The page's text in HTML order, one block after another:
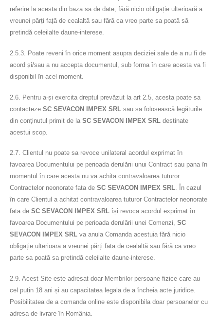
referire la acesta din baza sa de date, fără nicio obligație ulterioară a
vreunei părți față de cealaltă sau fără ca vreo parte sa poată să
pretindă celeilalte daune-interese.
2.5.3. Poate reveni în orice moment asupra deciziei sale de a nu fi de
acord și/sau a nu accepta documentul, sub forma în care acesta va fi
disponibil în acel moment.
2.6. Pentru a-și exercita dreptul prevăzut la art 2.5, acesta poate sa
contacteze SC SEVACON IMPEX SRL sau sa folosească legăturile
din conținutul primit de la SC SEVACON IMPEX SRL destinate
acestui scop.
2.7. Clientul nu poate sa revoce unilateral acordul exprimat în
favoarea Documentului pe perioada derulării unui Contract sau pana în
momentul în care acesta nu va achita contravaloarea tuturor
Contractelor neonorate fata de SC SEVACON IMPEX SRL. În cazul
în care Clientul a achitat contravaloarea tuturor Contractelor neonorate
fata de SC SEVACON IMPEX SRL își revoca acordul exprimat în
favoarea Documentului pe perioada derulării unei Comenzi, SC
SEVACON IMPEX SRL va anula Comanda acestuia fără nicio
obligație ulterioara a vreunei părți fata de cealaltă sau fără ca vreo
parte sa poată sa pretindă celeilalte daune-interese.
2.9. Acest Site este adresat doar Membrilor persoane fizice care au
cel puțin 18 ani și au capacitatea legala de a încheia acte juridice.
Posibilitatea de a comanda online este disponibila doar persoanelor cu
adresa de livrare în România.